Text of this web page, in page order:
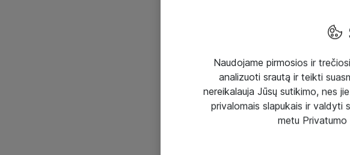
Naudojame pirmosios ir
analizuoti srautą ir teikti
nereikalauja Jūsų sutikimo, nes
privalomais slapukais ir valdyti
metu